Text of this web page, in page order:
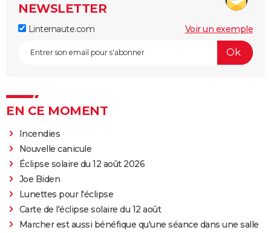
NEWSLETTER
Linternaute.com Voir un exemple
EN CE MOMENT
Incendies
Nouvelle canicule
Éclipse solaire du 12 août 2026
Joe Biden
Lunettes pour l'éclipse
Carte de l'éclipse solaire du 12 août
Marcher est aussi bénéfique qu'une séance dans une salle